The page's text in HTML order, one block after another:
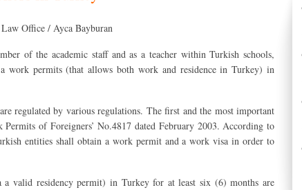
Office / Ayca Bayburan
of the academic staff and as a teacher within Turkish schools,
work permits (that allows both work and residence in Turkey) in
regulated by various regulations. The first and the most important
of Foreigners’ No.4817 dated February 2003. According to
entities shall obtain a work permit and a work visa in order to
a valid residency permit) in Turkey for at least six (6) months are